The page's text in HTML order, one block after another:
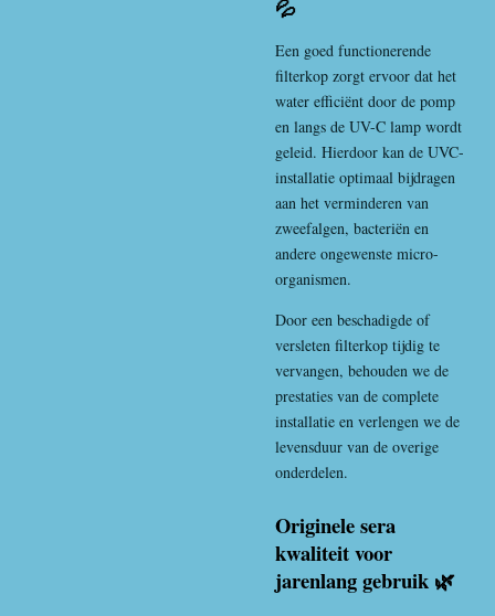
💦
Een goed functionerende
filterkop zorgt ervoor dat het
water efficiënt door de pomp
en langs de UV-C lamp wordt
geleid. Hierdoor kan de UVC-
installatie optimaal bijdragen
aan het verminderen van
zweefalgen, bacteriën en
andere ongewenste micro-
organismen.
Door een beschadigde of
versleten filterkop tijdig te
vervangen, behouden we de
prestaties van de complete
installatie en verlengen we de
levensduur van de overige
onderdelen.
Originele sera
kwaliteit voor
jarenlang gebruik 🌿